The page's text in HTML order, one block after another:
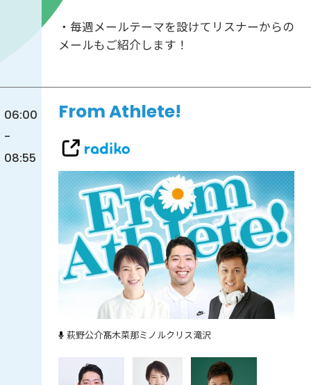
・毎週メールテーマを設けてリスナーからの
メールもご紹介します！
06:00
-
08:55
From Athlete!
萩野公介髙木菜那ミノルクリス滝沢